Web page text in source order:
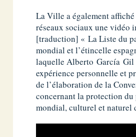
La Ville a également affiché
réseaux sociaux une vidéo
[traduction] « La Liste du
mondial et l’étincelle
laquelle Alberto García Gil
expérience personnelle et
de l’élaboration de la
concernant la protection
mondial, culturel et naturel